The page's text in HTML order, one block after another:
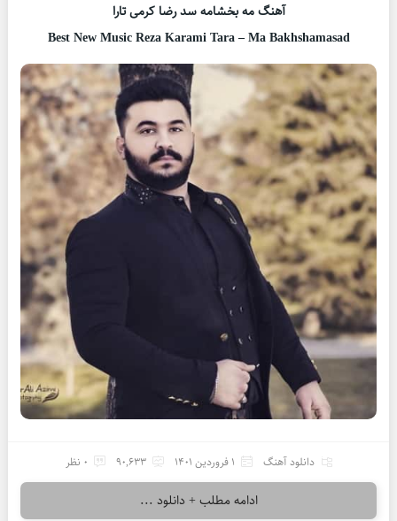
آهنگ مه بخشامه سد رضا کرمی تارا
Best New Music Reza Karami Tara – Ma Bakhshamasad
دانلود آهنگ 1 فروردین 1401 90,633 0 نظر
ادامه مطلب + دانلود ...